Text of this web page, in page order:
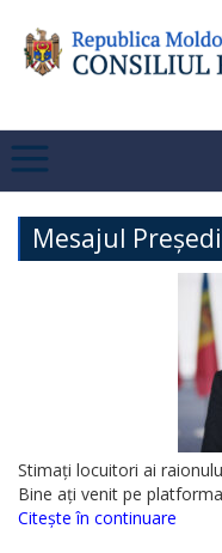
Mesajul
Stimați locuitori ai
Bine ați venit pe
Citește în continuare